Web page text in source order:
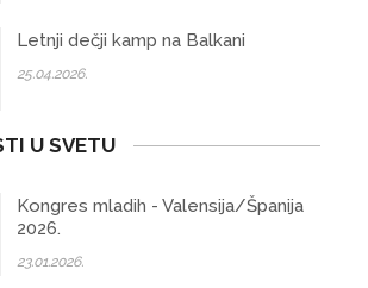
Letnji dečji kamp na Balkani
25.04.2026.
U SVETU
Kongres mladih - Valensija/Španija
2026.
23.01.2026.